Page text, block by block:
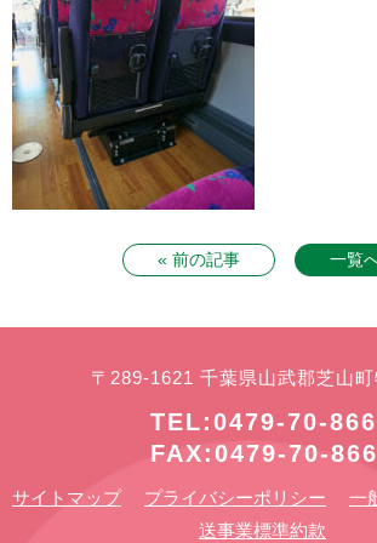
« 前の記事 一覧
〒289-1621 千葉県山武郡芝山
TEL:0479-70-
FAX:0479-70-
サイトマップ プライバシーポリシー
一
送事業標準約款